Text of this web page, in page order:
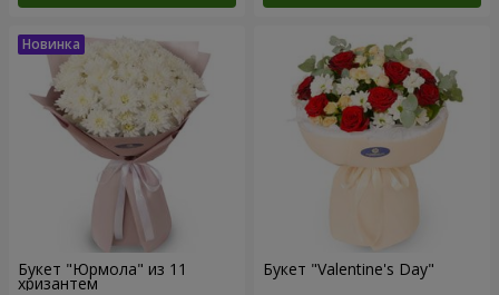
Букет "Юрмола" из 11
хризантем
Букет "Valentine's Day"